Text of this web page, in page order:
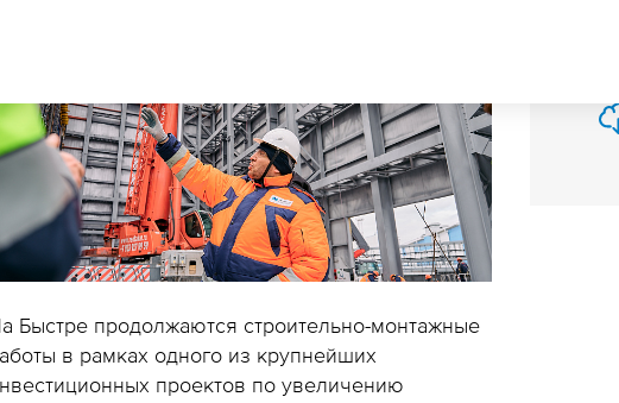
Быстре продолжаются строительно-монтажные
в рамках одного из крупнейших
проектов по увеличению